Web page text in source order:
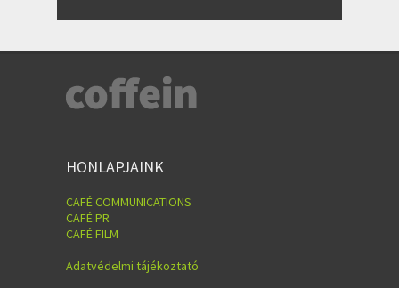
HONLAPJAINK
CAFÉ COMMUNICATIONS
CAFÉ PR
CAFÉ FILM
Adatvédelmi tájékoztató